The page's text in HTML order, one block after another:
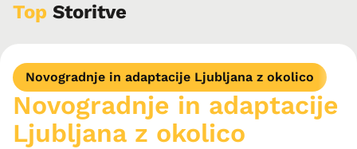
Top Storitve
Novogradnje in adaptacije Ljubljana z okolico
Novogradnje in adaptacije
Ljubljana z okolico